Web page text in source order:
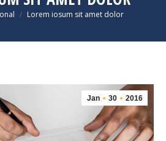
Lorem iosum sit amet dolor
Jan 30 2016